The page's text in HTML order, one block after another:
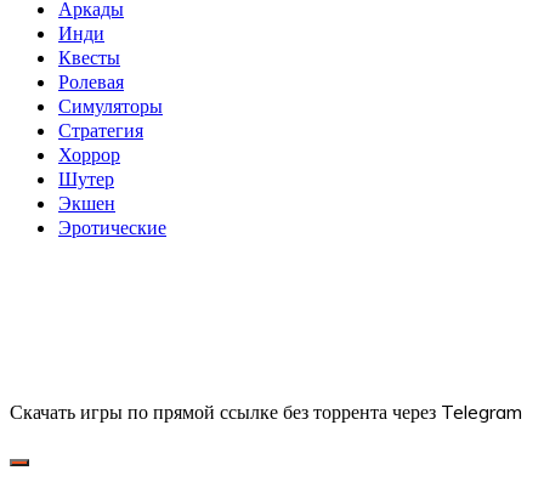
Аркады
Инди
Квесты
Ролевая
Симуляторы
Стратегия
Хоррор
Шутер
Экшен
Эротические
Скачать игры по прямой ссылке без торрента через Telegram